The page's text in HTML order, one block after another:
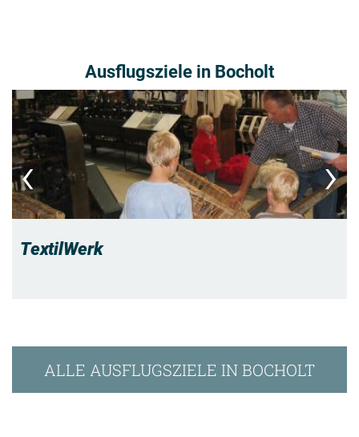
Ausflugsziele in Bocholt
TextilWerk
‹ ›
ALLE AUSFLUGSZIELE IN BOCHOLT